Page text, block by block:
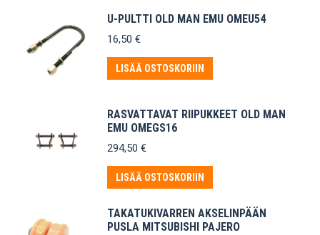
U-PULTTI OLD MAN EMU OMEU54
16,50 €
LISÄÄ OSTOSKORIIN
RASVATTAVAT RIIPUKKEET OLD MAN
EMU OMEGS16
294,50 €
LISÄÄ OSTOSKORIIN
TAKATUKIVARREN AKSELINPÄÄN
PUSLA MITSUBISHI PAJERO